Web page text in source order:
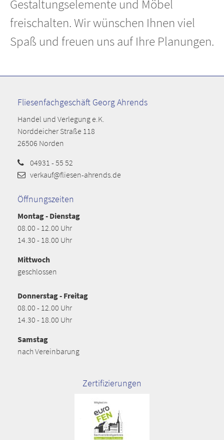
Gestaltungselemente und Möbel
freischalten. Wir wünschen Ihnen viel
Spaß und freuen uns auf Ihre Planungen.
Fliesenfachgeschäft Georg Ahrends
Handel und Verlegung e.K.
Norddeicher Straße 118
26506 Norden
04931 - 55 52
verkauf@fliesen-ahrends.de
Öffnungszeiten
Montag - Dienstag
08.00 - 12.00 Uhr
14.30 - 18.00 Uhr
Mittwoch
geschlossen
Donnerstag - Freitag
08.00 - 12.00 Uhr
14.30 - 18.00 Uhr
Samstag
nach Vereinbarung
Zertifizierungen